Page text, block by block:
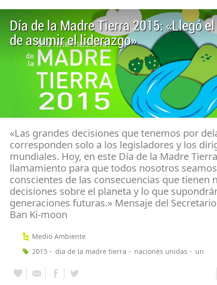
Día de la Madre Tierra 2015: «Llegó
de asumir el liderazgo»
«Las grandes decisiones que tenemos por
corresponden solo a los legisladores y los
mundiales. Hoy, en este Día de la Madre
llamamiento para que todos nosotros seamos
conscientes de las consecuencias que tienen
decisiones sobre el planeta y lo que
generaciones futuras.» Mensaje del
Ban Ki-moon
Medio Ambiente
2015
dia de la madre tierra naciones unidas un